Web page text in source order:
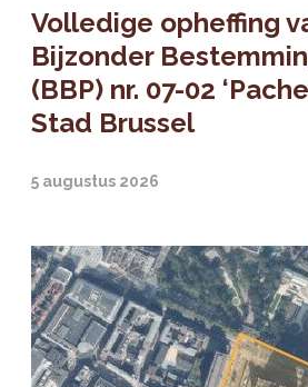
Volledige opheffing
Bijzonder
(BBP) nr. 07-02
Stad Brussel
5 augustus 2026